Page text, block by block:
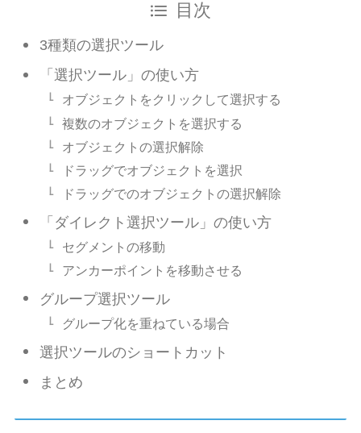
目次
3種類の選択ツール
「選択ツール」の使い方
オブジェクトをクリックして選択する
複数のオブジェクトを選択する
オブジェクトの選択解除
ドラッグでオブジェクトを選択
ドラッグでのオブジェクトの選択解除
「ダイレクト選択ツール」の使い方
セグメントの移動
アンカーポイントを移動させる
グループ選択ツール
グループ化を重ねている場合
選択ツールのショートカット
まとめ